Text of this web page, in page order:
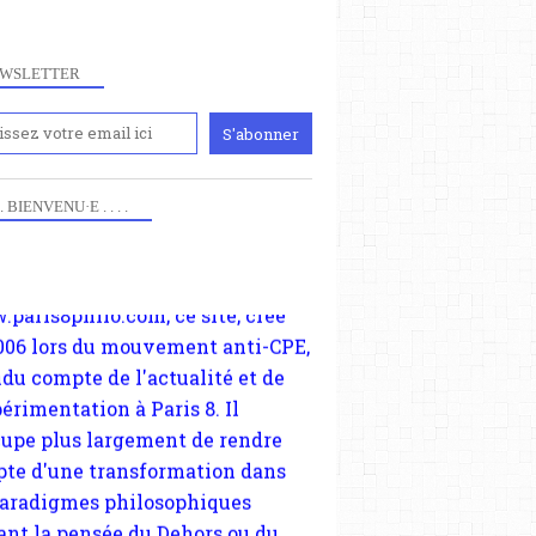
LITTÉRATURE
. BIENVENU·E . . . .
ce site, créé
lors du mouvement anti-CPE,
d'une transformation dans
philosophiques
la pensée du Dehors ou du
omme la nomme les
classique. Nous
quant à nous déjà basculé
dans la modernité